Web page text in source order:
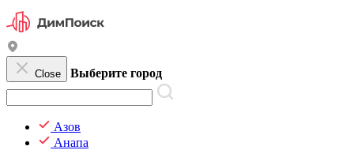
Close Выберите город
Азов
Анапа